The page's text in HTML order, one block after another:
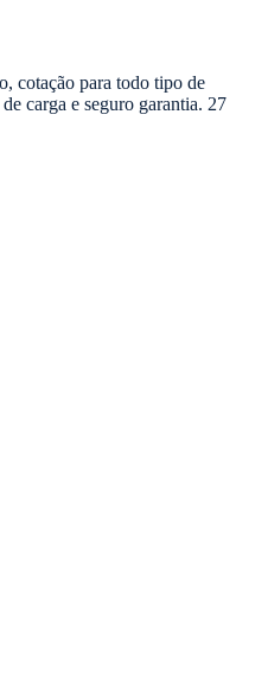
cotação para todo tipo de
carga e seguro garantia. 27